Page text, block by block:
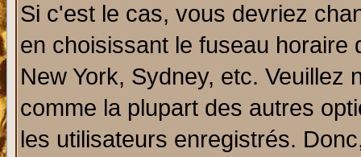
Si c'est le cas, vous devriez
en choisissant le fuseau
New York, Sydney, etc. Veuillez
comme la plupart des autres
les utilisateurs enregistrés.